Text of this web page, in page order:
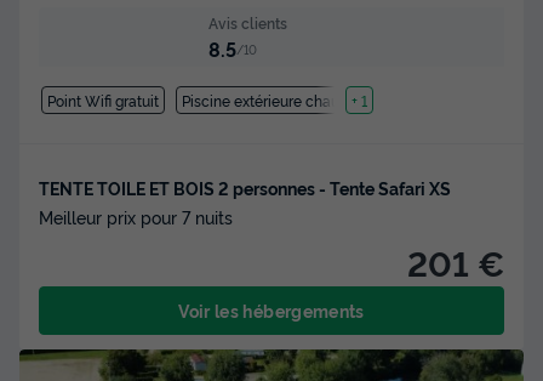
Avis clients
8.5/10
Point Wifi gratuit Piscine extérieure chauffée
+ 1
TENTE TOILE ET BOIS 2 personnes - Tente Safari XS
Meilleur prix pour 7 nuits
201 €
Voir les hébergements